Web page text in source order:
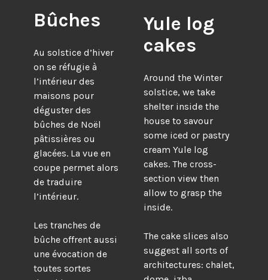
Bûches
Au solstice d’hiver
on se réfugie à
l’intérieur des
maisons pour
déguster des
bûches de Noël
pâtissières ou
glacées. La vue en
coupe permet alors
de traduire
l’intérieur.
Les tranches de
bûche offrent aussi
une évocation de
toutes sortes
Yule log
cakes
Around the Winter
solstice, we take
shelter inside the
house to savour
some iced or pastry
cream Yule log
cakes. The cross-
section view then
allow to grasp the
inside.
The cake slices also
suggest all sorts of
architectures: chalet,